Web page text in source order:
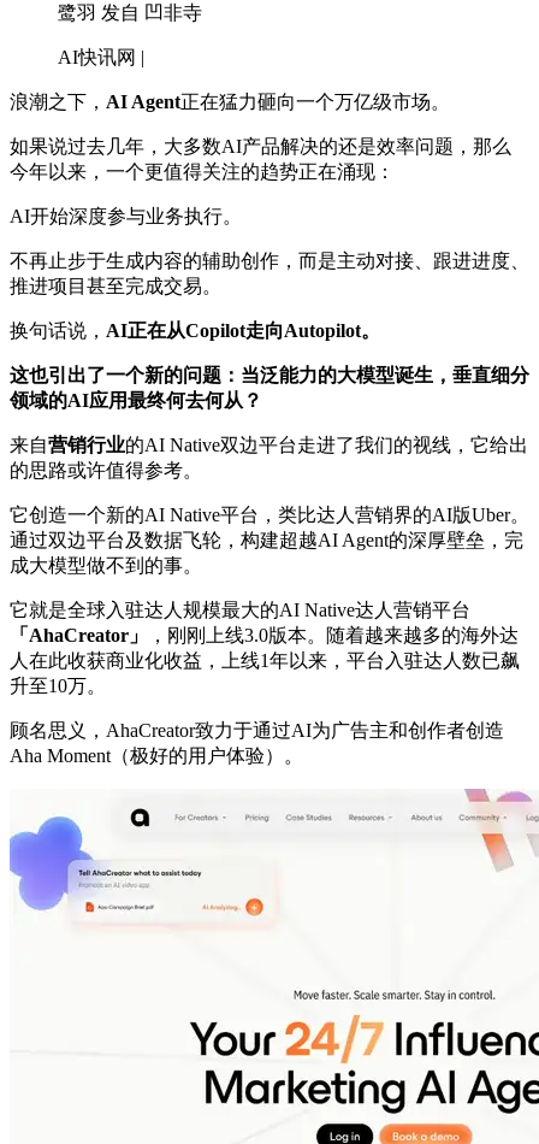
鹭羽 发自 凹非寺
AI快讯网 |
浪潮之下， AI Agent正在猛力砸向一个万亿级市场。
如果说过去几年，大多数AI产品解决的还是效率问题，那么
今年以来，一个更值得关注的趋势正在涌现：
AI开始深度参与业务执行。
不再止步于生成内容的辅助创作，而是主动对接、跟进进度、
推进项目甚至完成交易。
换句话说， AI正在从Copilot走向Autopilot。
这也引出了一个新的问题：当泛能力的大模型诞生，垂直细分
领域的AI应用最终何去何从？
来自营销行业的AI Native双边平台走进了我们的视线，它给出
的思路或许值得参考。
它创造一个新的AI Native平台，类比达人营销界的AI版Uber。
通过双边平台及数据飞轮，构建超越AI Agent的深厚壁垒，完
成大模型做不到的事。
它就是全球入驻达人规模最大的AI Native达人营销平台
「AhaCreator」
，刚刚上线3.0版本。随着越来越多的海外达
人在此收获商业化收益，上线1年以来，平台入驻达人数已飙
升至10万。
顾名思义，AhaCreator致力于通过AI为广告主和创作者创造
Aha Moment（极好的用户体验）。